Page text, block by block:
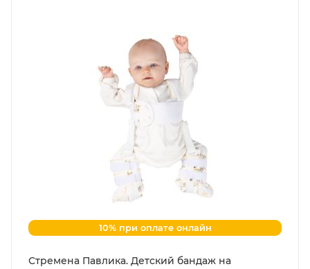
10% при оплате онлайн
Стремена Павлика. Детский бандаж на